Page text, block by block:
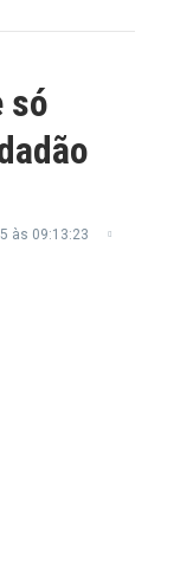
só
às 09:13:23